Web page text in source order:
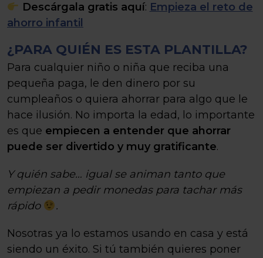
Descárgala gratis aquí: Empieza el reto de
ahorro infantil
¿PARA QUIÉN ES ESTA PLANTILLA?
Para cualquier niño o niña que reciba una
pequeña paga, le den dinero por su
cumpleaños o quiera ahorrar para algo que le
hace ilusión. No importa la edad, lo importante
es que empiecen a entender que ahorrar
puede ser divertido y muy gratificante.
Y quién sabe… igual se animan tanto que
empiezan a pedir monedas para tachar más
rápido
.
Nosotras ya lo estamos usando en casa y está
siendo un éxito. Si tú también quieres poner